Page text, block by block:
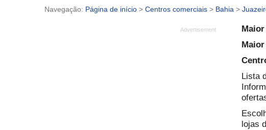
Página de início > Centros comerciais > Bahia >
Lista
lojas